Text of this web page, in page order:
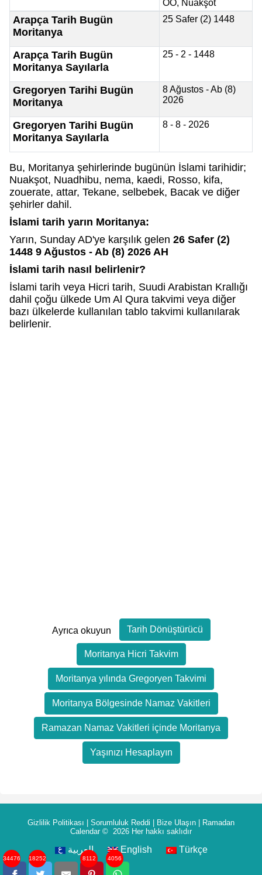
ÖÖ, Nuakşot
Arapça Tarih Bugün
Moritanya
25 Safer (2) 1448
Arapça Tarih Bugün
Moritanya Sayılarla
25 - 2 - 1448
Gregoryen Tarihi Bugün
Moritanya
8 Ağustos - Ab (8)
2026
Gregoryen Tarihi Bugün
Moritanya Sayılarla
8 - 8 - 2026
Bu, Moritanya şehirlerinde bugünün İslami tarihidir;
Nuakşot, Nuadhibu, nema, kaedi, Rosso, kifa,
zouerate, attar, Tekane, selbebek, Bacak ve diğer
şehirler dahil.
İslami tarih yarın Moritanya:
Yarın, Sunday AD'ye karşılık gelen 26 Safer (2)
1448 9 Ağustos - Ab (8) 2026 AH
İslami tarih nasıl belirlenir?
İslami tarih veya Hicri tarih, Suudi Arabistan Krallığı
dahil çoğu ülkede Um Al Qura takvimi veya diğer
bazı ülkelerde kullanılan tablo takvimi kullanılarak
belirlenir.
Ayrıca okuyun Tarih Dönüştürücü
Moritanya Hicri Takvim
Moritanya yılında Gregoryen Takvimi
Moritanya Bölgesinde Namaz Vakitleri
Ramazan Namaz Vakitleri içinde Moritanya
Yaşınızı Hesaplayın
Gizlilik Politikası Sorumluluk Reddi Bize Ulaşın
Ramadan
Calendar© 2026 Her hakkı saklıdır
العربية English Türkçe
34476 18252 8112 4056